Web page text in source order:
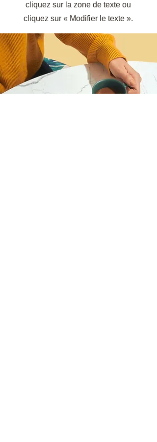
cliquez sur la zone de texte ou
cliquez sur « Modifier le texte ».